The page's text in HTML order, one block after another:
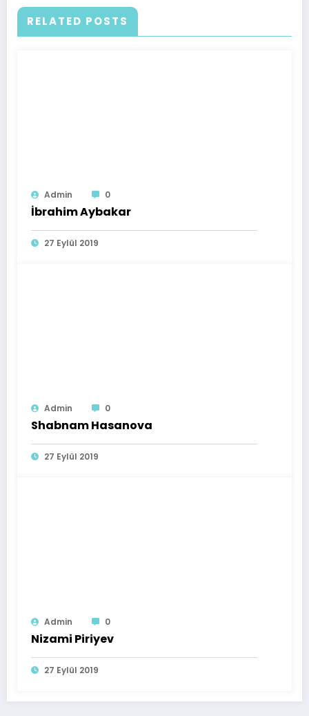
RELATED POSTS
Admin 0
İbrahim Aybakar
27 Eylül 2019
Admin 0
Shabnam Hasanova
27 Eylül 2019
Admin 0
Nizami Piriyev
27 Eylül 2019